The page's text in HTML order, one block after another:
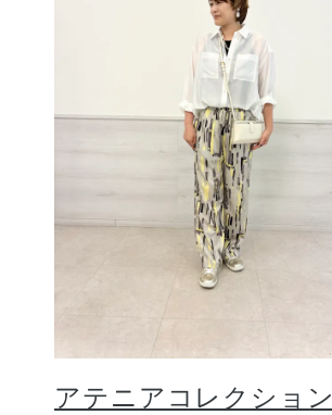
アテニアコレクション